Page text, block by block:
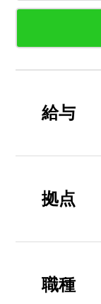
給与
拠点
職種